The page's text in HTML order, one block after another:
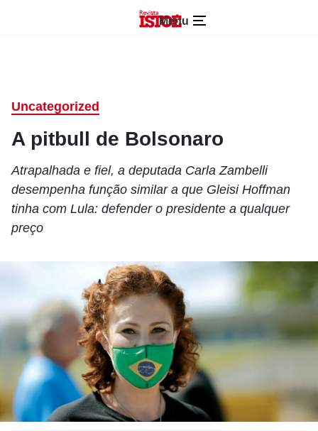
Menu
Uncategorized
A pitbull de Bolsonaro
Atrapalhada e fiel, a deputada Carla Zambelli
desempenha função similar a que Gleisi Hoffman
tinha com Lula: defender o presidente a qualquer
preço